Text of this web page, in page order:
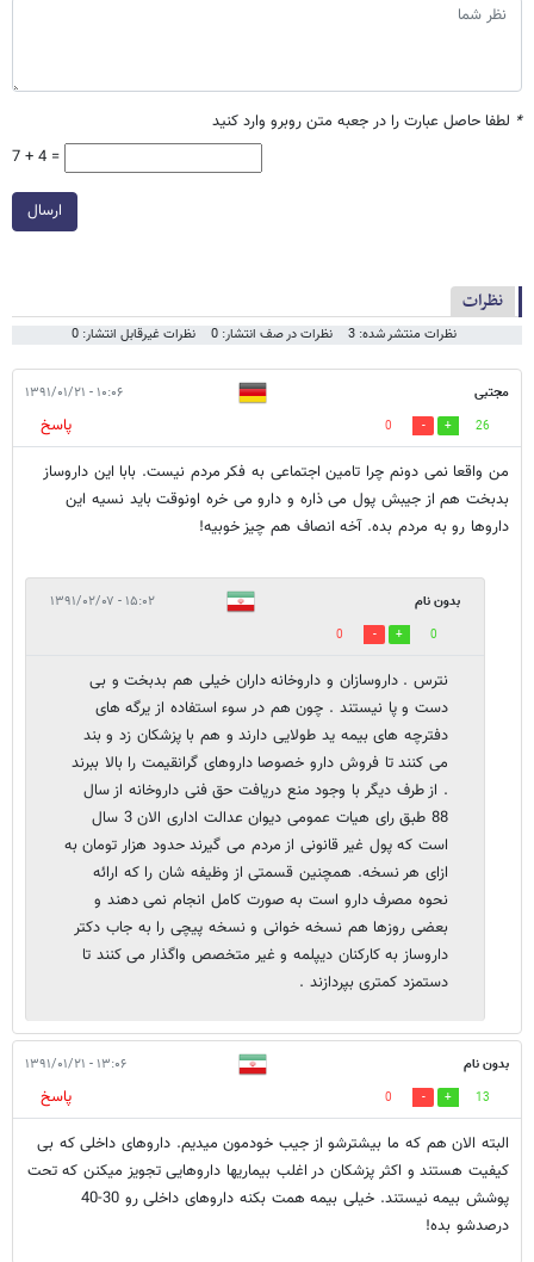
* لطفا حاصل عبارت را در جعبه متن روبرو وارد کنید
7 + 4 =
ارسال
نظرات
نظرات منتشر شده: 3 نظرات در صف انتشار: 0 نظرات غیرقابل انتشار: 0
مجتبی ۱۰:۰۶ - ۱۳۹۱/۰۱/۲۱
26
0
پاسخ
من واقعا نمی دونم چرا تامین اجتماعی به فکر مردم نیست. بابا این داروساز
بدبخت هم از جیبش پول می ذاره و دارو می خره اونوقت باید نسیه این
داروها رو به مردم بده. آخه انصاف هم چیز خوبیه!
بدون نام ۱۵:۰۲ - ۱۳۹۱/۰۲/۰۷
0
0
نترس . داروسازان و داروخانه داران خیلی هم بدبخت و بی
دست و پا نیستند . چون هم در سوء استفاده از یرگه های
دفترچه های بیمه ید طولایی دارند و هم با پزشکان زد و بند
می کنند تا فروش دارو خصوصا داروهای گرانقیمت را بالا ببرند
. از طرف دیگر با وجود منع دریافت حق فنی داروخانه از سال
88 طبق رای هیات عمومی دیوان عدالت اداری الان 3 سال
است که پول غیر قانونی از مردم می گیرند حدود هزار تومان به
ازای هر نسخه. همچنین قسمتی از وظیفه شان را که ارائه
نحوه مصرف دارو است به صورت کامل انجام نمی دهند و
بعضی روزها هم نسخه خوانی و نسخه پیچی را به جاب دکتر
داروساز به کارکنان دیپلمه و غیر متخصص واگذار می کنند تا
دستمزد کمتری بپردازند .
بدون نام ۱۳:۰۶ - ۱۳۹۱/۰۱/۲۱
13
0
پاسخ
البته الان هم که ما بیشترشو از جیب خودمون میدیم. داروهای داخلی که بی
کیفیت هستند و اکثر پزشکان در اغلب بیماریها داروهایی تجویز میکنن که تحت
پوشش بیمه نیستند. خیلی بیمه همت بکنه داروهای داخلی رو 30-40
درصدشو بده!